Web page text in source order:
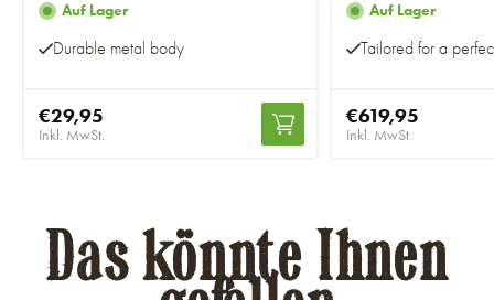
Auf Lager
Durable metal body
€29,95
Inkl. MwSt.
Auf Lager
Tailored for a
€619,95
Inkl. MwSt.
Das könnte Ihnen